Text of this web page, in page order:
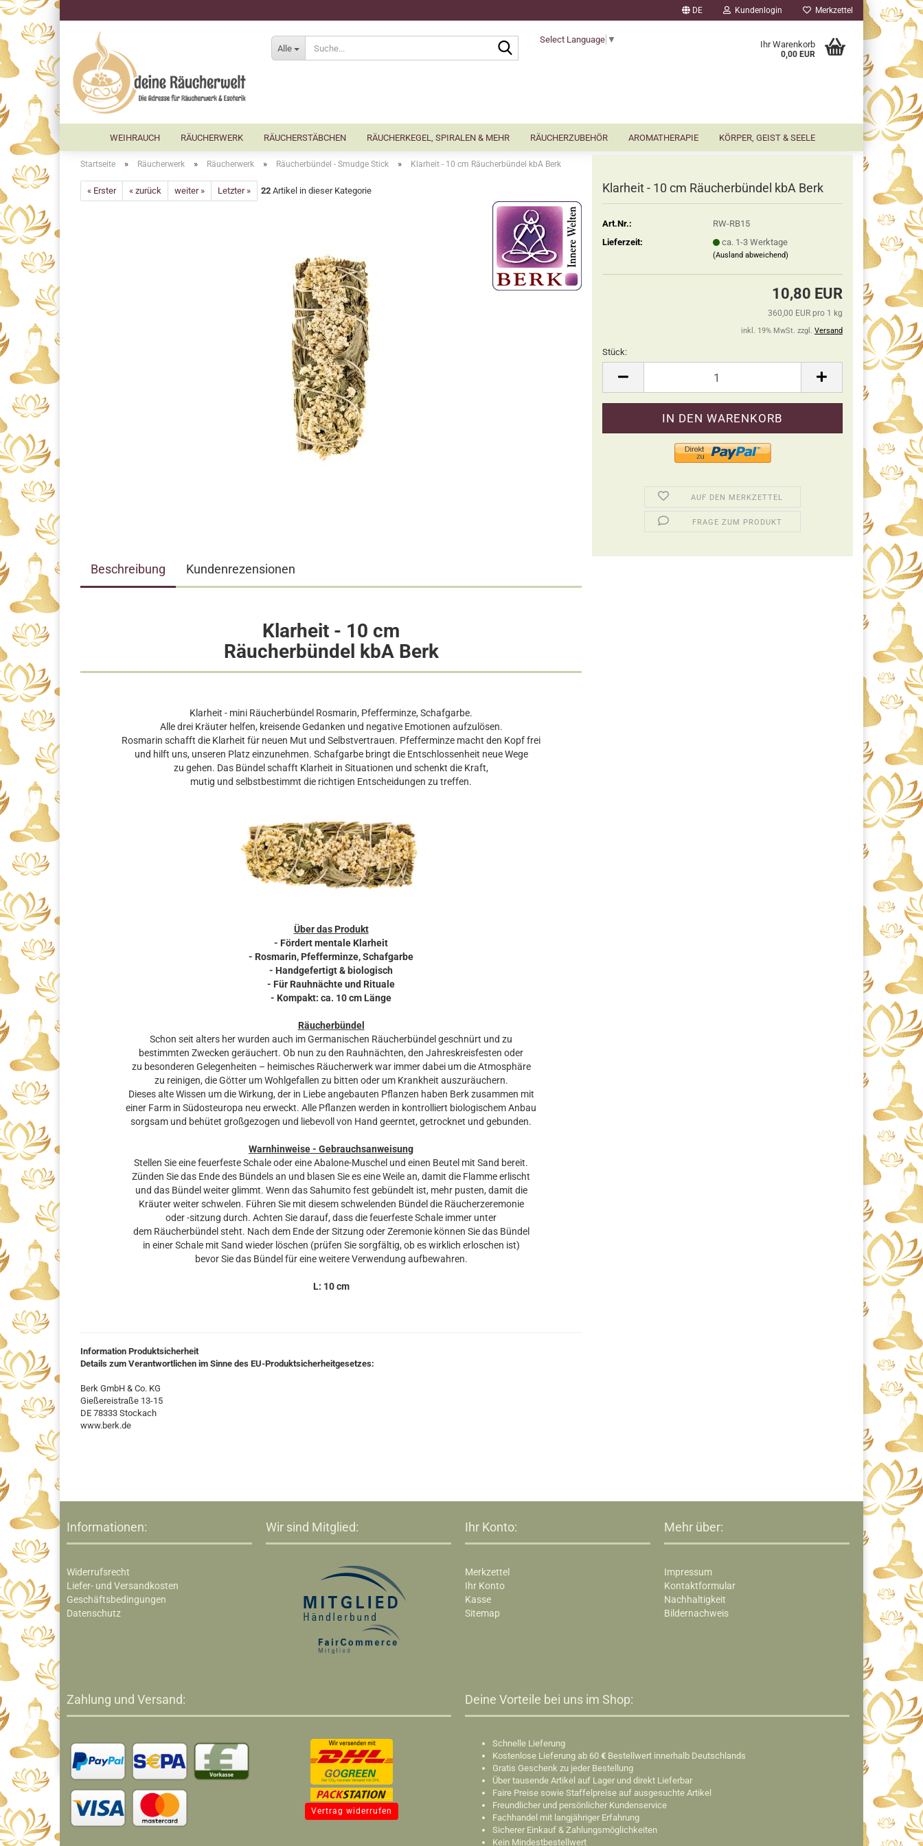
DE Kundenlogin Merkzettel
Alle
Suche...Select Language ▼ Ihr Warenkorb
0,00 EUR
WEIHRAUCH RÄUCHERWERK RÄUCHERSTÄBCHEN RÄUCHERKEGEL, SPIRALEN & MEHR RÄUCHERZUBEHÖR AROMATHERAPIE KÖRPER, GEIST & SEELE
Startseite » Räucherwerk » Räucherwerk » Räucherbündel - Smudge Stick » Klarheit - 10 cm Räucherbündel kbA Berk
« Erster « zurück weiter » Letzter » 22 Artikel in dieser Kategorie Klarheit - 10 cm Räucherbündel kbA Berk
Art.Nr.:
RW-RB15
Lieferzeit:
ca. 1-3 Werktage
(Ausland abweichend)
10,80 EUR
360,00 EUR pro 1 kg
inkl. 19% MwSt. zzgl. Versand
Stück:
Stück
AUF DEN MERKZETTEL
FRAGE ZUM PRODUKT
Beschreibung Kundenrezensionen
Klarheit - 10 cm
Räucherbündel kbA Berk
Klarheit - mini Räucherbündel Rosmarin, Pfefferminze, Schafgarbe.
Alle drei Kräuter helfen, kreisende Gedanken und negative Emotionen aufzulösen.
Rosmarin schafft die Klarheit für neuen Mut und Selbstvertrauen. Pfefferminze macht den Kopf frei
und hilft uns, unseren Platz einzunehmen. Schafgarbe bringt die Entschlossenheit neue Wege
zu gehen. Das Bündel schafft Klarheit in Situationen und schenkt die Kraft,
mutig und selbstbestimmt die richtigen Entscheidungen zu treffen.
Über das Produkt
- Fördert mentale Klarheit
- Rosmarin, Pfefferminze, Schafgarbe
- Handgefertigt & biologisch
- Für Rauhnächte und Rituale
- Kompakt: ca. 10 cm Länge
Räucherbündel
Schon seit alters her wurden auch im Germanischen Räucherbündel geschnürt und zu
bestimmten Zwecken geräuchert. Ob nun zu den Rauhnächten, den Jahreskreisfesten oder
zu besonderen Gelegenheiten – heimisches Räucherwerk war immer dabei um die Atmosphäre
zu reinigen, die Götter um Wohlgefallen zu bitten oder um Krankheit auszuräuchern.
Dieses alte Wissen um die Wirkung, der in Liebe angebauten Pflanzen haben Berk zusammen mit
einer Farm in Südosteuropa neu erweckt. Alle Pflanzen werden in kontrolliert biologischem Anbau
sorgsam und behütet großgezogen und liebevoll von Hand geerntet, getrocknet und gebunden.
Warnhinweise - Gebrauchsanweisung
Stellen Sie eine feuerfeste Schale oder eine Abalone-Muschel und einen Beutel mit Sand bereit.
Zünden Sie das Ende des Bündels an und blasen Sie es eine Weile an, damit die Flamme erlischt
und das Bündel weiter glimmt. Wenn das Sahumito fest gebündelt ist, mehr pusten, damit die
Kräuter weiter schwelen. Führen Sie mit diesem schwelenden Bündel die Räucherzeremonie
oder -sitzung durch. Achten Sie darauf, dass die feuerfeste Schale immer unter
dem Räucherbündel steht. Nach dem Ende der Sitzung oder Zeremonie können Sie das Bündel
in einer Schale mit Sand wieder löschen (prüfen Sie sorgfältig, ob es wirklich erloschen ist)
bevor Sie das Bündel für eine weitere Verwendung aufbewahren.
L: 10 cm
Information Produktsicherheit
Details zum Verantwortlichen im Sinne des EU-Produktsicherheitgesetzes:
Berk GmbH & Co. KG
Gießereistraße 13-15
DE 78333 Stockach
www.berk.de
Informationen:
Widerrufsrecht
Liefer- und Versandkosten
Geschäftsbedingungen
Datenschutz
Wir sind Mitglied: Ihr Konto:
Merkzettel
Ihr Konto
Kasse
Sitemap
Mehr über:
Impressum
Kontaktformular
Nachhaltigkeit
Bildernachweis
Zahlung und Versand:
Vertrag widerrufen
Deine Vorteile bei uns im Shop:​
Schnelle Lieferung
Kostenlose Lieferung ab 60 € Bestellwert innerhalb Deutschlands
Gratis Geschenk zu jeder Bestellung
Über tausende Artikel auf Lager und direkt Lieferbar
Faire Preise sowie Staffelpreise auf ausgesuchte Artikel
Freundlicher und persönlicher Kundenservice
Fachhandel mit langjähriger Erfahrung
Sicherer Einkauf & Zahlungsmöglichkeiten
Kein Mindestbestellwert